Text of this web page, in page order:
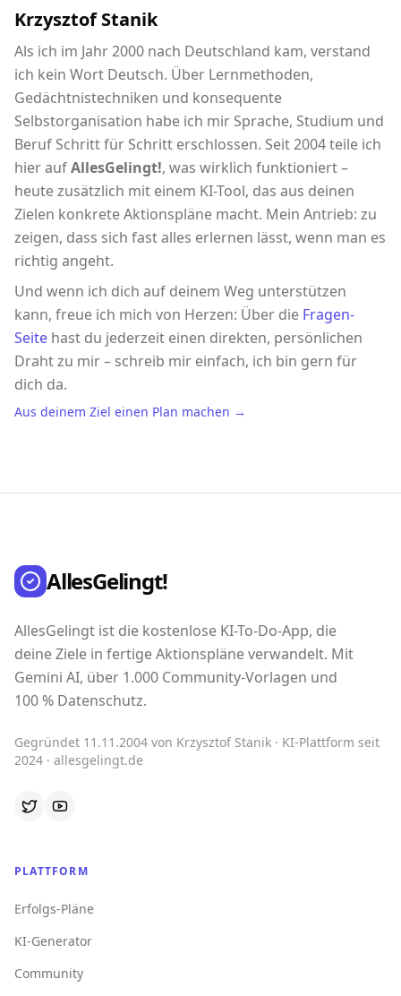
Krzysztof Stanik
Als ich im Jahr 2000 nach Deutschland kam, verstand
ich kein Wort Deutsch. Über Lernmethoden,
Gedächtnistechniken und konsequente
Selbstorganisation habe ich mir Sprache, Studium und
Beruf Schritt für Schritt erschlossen. Seit 2004 teile ich
hier aufAllesGelingt!, was wirklich funktioniert –
heute zusätzlich mit einem KI-Tool, das aus deinen
Zielen konkrete Aktionspläne macht. Mein Antrieb: zu
zeigen, dass sich fast alles erlernen lässt, wenn man es
richtig angeht.
Und wenn ich dich auf deinem Weg unterstützen
kann, freue ich mich von Herzen: Über die Fragen-
Seite hast du jederzeit einen direkten, persönlichen
Draht zu mir – schreib mir einfach, ich bin gern für
dich da.
Aus deinem Ziel einen Plan machen →
AllesGelingt!
AllesGelingt ist die kostenlose KI-To-Do-App, die
deine Ziele in fertige Aktionspläne verwandelt. Mit
Gemini AI, über 1.000 Community-Vorlagen und
100 % Datenschutz.
Gegründet 11.11.2004 von Krzysztof Stanik · KI-Plattform seit
2024 · allesgelingt.de
PLATTFORM
Erfolgs-Pläne
KI-Generator
Community